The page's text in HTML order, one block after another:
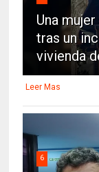
Una
tras un
vivienda
Leer Mas
6